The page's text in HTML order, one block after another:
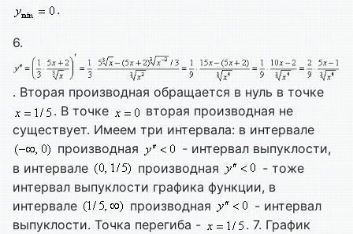
.
6.
. Вторая производная обращается в нуль в точке
. В точке
вторая производная не
существует. Имеем три интервала: в интервале
производная
- интервал выпуклости,
в интервале
производная
- тоже
интервал выпуклости графика функции, в
интервале
производная
- интервал
выпуклости. Точка перегиба -
. 7. График